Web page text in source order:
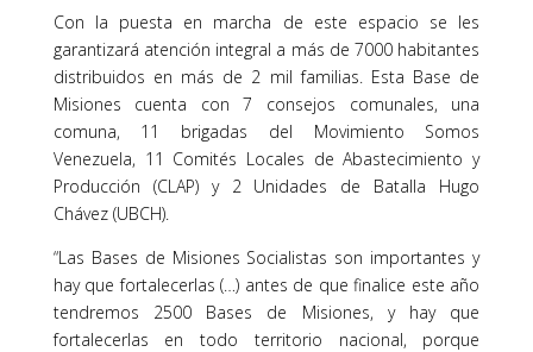
Con la puesta en marcha de este espacio se les
garantizará atención integral a más de 7000 habitantes
distribuidos en más de 2 mil familias. Esta Base de
Misiones cuenta con 7 consejos comunales, una
comuna, 11 brigadas del Movimiento Somos
Venezuela, 11 Comités Locales de Abastecimiento y
Producción (CLAP) y 2 Unidades de Batalla Hugo
Chávez (UBCH).
“Las Bases de Misiones Socialistas son importantes y
hay que fortalecerlas (…) antes de que finalice este año
tendremos 2500 Bases de Misiones, y hay que
fortalecerlas en todo territorio nacional, porque